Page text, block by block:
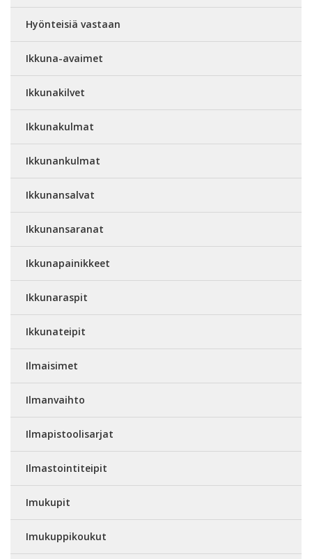
Hyönteisiä vastaan
Ikkuna-avaimet
Ikkunakilvet
Ikkunakulmat
Ikkunankulmat
Ikkunansalvat
Ikkunansaranat
Ikkunapainikkeet
Ikkunaraspit
Ikkunateipit
Ilmaisimet
Ilmanvaihto
Ilmapistoolisarjat
Ilmastointiteipit
Imukupit
Imukuppikoukut